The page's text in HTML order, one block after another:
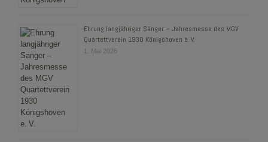
Ehrung langjähriger Sänger – Jahresmesse des MGV
Quartettverein 1930 Königshoven e. V.
1. Mai 2026